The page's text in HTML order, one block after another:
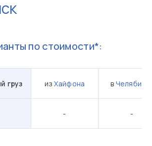
по стоимости*:
груз изХайфона в
- -